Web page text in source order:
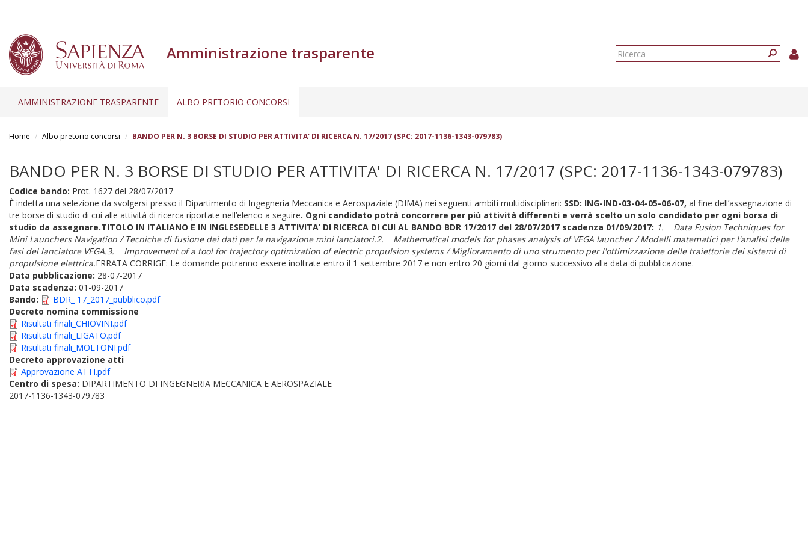
Amministrazione trasparente
Form
AMMINISTRAZIONE TRASPARENTE ALBO PRETORIO CONCORSI
Home Albo pretorio concorsi BANDO PER N. 3 BORSE DI STUDIO PER ATTIVITA' DI RICERCA N. 17/2017 (SPC: 2017-1136-1343-079783)
BANDO PER N. 3 BORSE DI STUDIO PER ATTIVITA' DI RICERCA N. 17/2017 (SPC: 2017-1136-1343-079783)
Codice bando: Prot. 1627 del 28/07/2017
È indetta una selezione da svolgersi presso il Dipartimento di Ingegneria Meccanica e Aerospaziale (DIMA) nei seguenti ambiti multidisciplinari: SSD: ING-IND-03-04-05-06-07, al fine dell’assegnazione di
tre borse di studio di cui alle attività di ricerca riportate nell’elenco a seguire. Ogni candidato potrà concorrere per più attività differenti e verrà scelto un solo candidato per ogni borsa di
studio da assegnare.TITOLO IN ITALIANO E IN INGLESEDELLE 3 ATTIVITA’ DI RICERCA DI CUI AL BANDO BDR 17/2017 del 28/07/2017 scadenza 01/09/2017: 1. Data Fusion Techniques for
Mini Launchers Navigation / Tecniche di fusione dei dati per la navigazione mini lanciatori.2. Mathematical models for phases analysis of VEGA launcher / Modelli matematici per l'analisi delle
fasi del lanciatore VEGA.3. Improvement of a tool for trajectory optimization of electric propulsion systems/Miglioramento di uno strumento per l'ottimizzazione delle traiettorie dei sistemi di
propulsione elettrica.ERRATA CORRIGE: Le domande potranno essere inoltrate entro il 1 settembre 2017 e non entro 20 giorni dal giorno successivo alla data di pubblicazione.
Data pubblicazione: 28-07-2017
Data scadenza: 01-09-2017
Bando:
BDR_ 17_2017_pubblico.pdf
Decreto nomina commissione
Risultati finali_CHIOVINI.pdf
Risultati finali_LIGATO.pdf
Risultati finali_MOLTONI.pdf
Decreto approvazione atti
Approvazione ATTI.pdf
Centro di spesa: DIPARTIMENTO DI INGEGNERIA MECCANICA E AEROSPAZIALE
2017-1136-1343-079783